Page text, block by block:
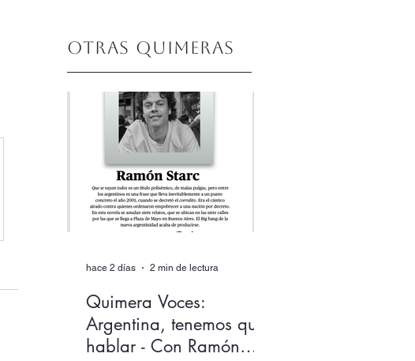
Otras quimeras
Quimera Voces:
Argentina, tenemos que
hablar - Con Ramón
hace 2 días 2 min de lectura